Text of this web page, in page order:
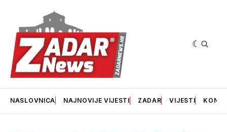
NASLOVNICA NAJNOVIJE VIJESTI ZADAR VIJESTI